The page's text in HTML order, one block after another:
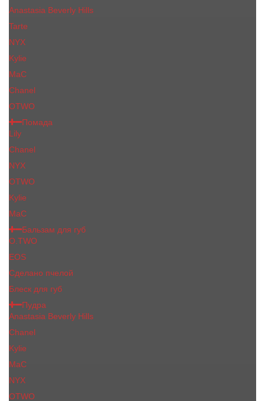
Anastasia Beverly Hills
Tarte
NYX
Kylie
MaC
Сhanеl
OTWO
Помада
Lily
Chanel
NYX
OTWO
Kylie
МаС
Бальзам для губ
O.TWO
EOS
Сделано пчелой
Блеск для губ
Пудра
Anastasia Beverly Hills
Chanel
Kylie
MaC
NYX
OTWO